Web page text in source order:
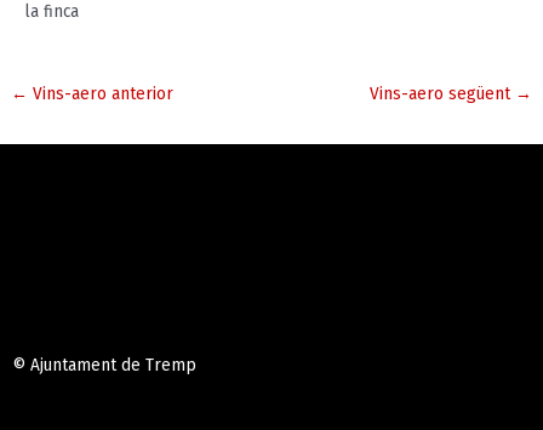
la finca
← Vins-aero anterior Vins-aero següent →
© Ajuntament de Tremp